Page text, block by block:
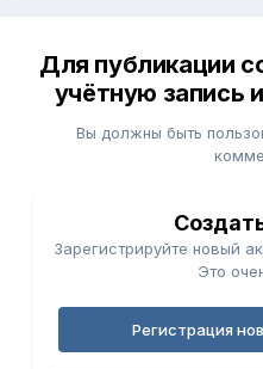
Для публикации
учётную запись
Вы должны быть
Зарегистрируйте новый
Это
Регистрация